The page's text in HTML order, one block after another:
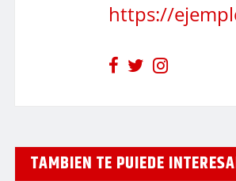
https://
TAMBIEN TE PUIEDE